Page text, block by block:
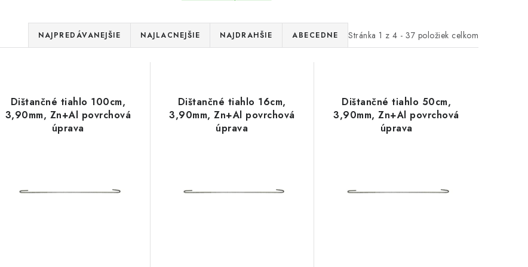
Stránka 1 z 4 - 37 položiek celkom
R
a
e
n
p
NAJPREDÁVANEJŠIE NAJLACNEJŠIE NAJDRAHŠIE ABECEDNE
Dištančné tiahlo 100cm,
3,90mm, Zn+Al povrchová
úprava
Dištančné tiahlo 16cm,
3,90mm, Zn+Al povrchová
úprava
Dištančné tiahlo 50cm,
3,90mm, Zn+Al povrchová
úprava